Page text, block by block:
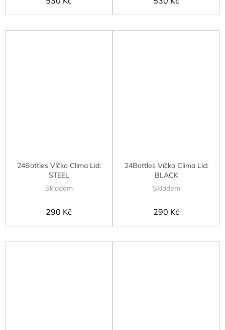
24Bottles Víčko Clima Lid:
STEEL
Skladem
290 Kč
24Bottles Víčko Clima Lid:
BLACK
Skladem
290 Kč